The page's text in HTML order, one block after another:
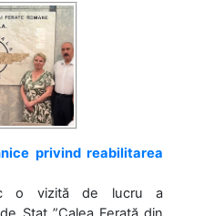
privind reabilitarea
o vizită de lucru a